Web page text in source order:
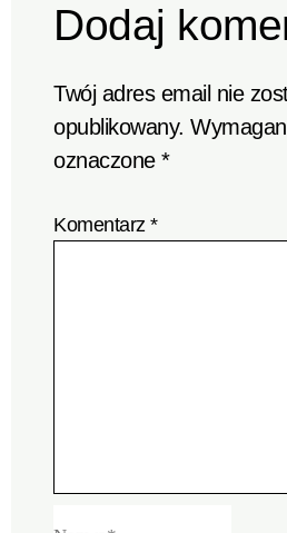
Dodaj
Twój adres email nie
opublikowany.
oznaczone*
Komentarz*